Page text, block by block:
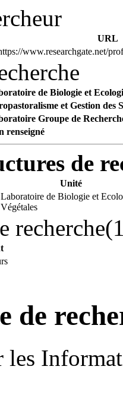
URL
www.researchgate.net/
de Biologie et
et Gestion des
Groupe de
renseigné
de
Unité
Laboratoire de Biologie et
Végétales
de
les